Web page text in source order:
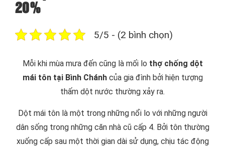
20%
5/5 - (2 bình chọn)
Mỗi khi mùa mưa đến cũng là mối lo thợ chống dột
mái tôn tại Bình Chánhcủa gia đình bởi hiện tượng
thấm dột nước thường xảy ra.
Dột mái tôn là một trong những nổi lo với những người
dân sống trong những căn nhà cũ cấp 4. Bởi tôn thường
xuống cấp sau một thời gian dài sử dụng, chịu tác động